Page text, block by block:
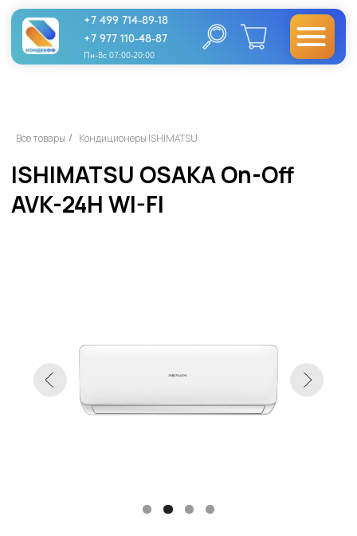
+7 499 714-89-18
+7 977 110-48-87
Пн-Вс 07:00-20:00
Все товары / Кондиционеры ISHIMATSU
AVK-24H WI-FI
78 624₽